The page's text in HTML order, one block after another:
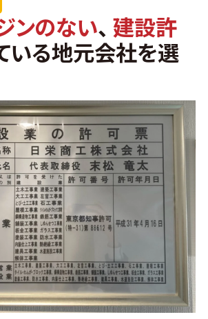
ンのない、 建設許
いる地元会社を選